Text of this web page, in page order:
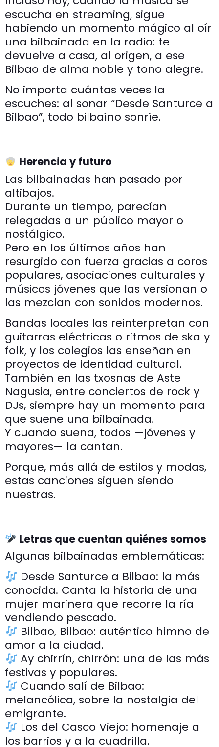
escucha en streaming, sigue
habiendo un momento mágico al oír
una bilbainada en la radio: te
devuelve a casa, al origen, a ese
Bilbao de alma noble y tono alegre.
No importa cuántas veces la
escuches: al sonar “Desde Santurce a
Bilbao”, todo bilbaíno sonríe.
Herencia y futuro
Las bilbainadas han pasado por
altibajos.
Durante un tiempo, parecían
relegadas a un público mayor o
nostálgico.
Pero en los últimos años han
resurgido con fuerza gracias a coros
populares, asociaciones culturales y
músicos jóvenes que las versionan o
las mezclan con sonidos modernos.
Bandas locales las reinterpretan con
guitarras eléctricas o ritmos de ska y
folk, y los colegios las enseñan en
proyectos de identidad cultural.
También en las txosnas de Aste
Nagusia, entre conciertos de rock y
DJs, siempre hay un momento para
que suene una bilbainada.
Y cuando suena, todos —jóvenes y
mayores— la cantan.
Porque, más allá de estilos y modas,
estas canciones siguen siendo
nuestras.
Letras que cuentan quiénes somos
Algunas bilbainadas emblemáticas:
Desde Santurce a Bilbao: la más
conocida. Canta la historia de una
mujer marinera que recorre la ría
vendiendo pescado.
Bilbao, Bilbao: auténtico himno de
amor a la ciudad.
Ay chirrín, chirrón: una de las más
festivas y populares.
Cuando salí de Bilbao:
melancólica, sobre la nostalgia del
emigrante.
Los del Casco Viejo: homenaje a
los barrios y a la cuadrilla.